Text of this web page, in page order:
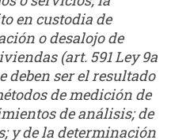
en custodia de
o desalojo de
(art. 591 Ley 9a
deben ser el resultado
de medición de
de análisis; de
y de la determinación